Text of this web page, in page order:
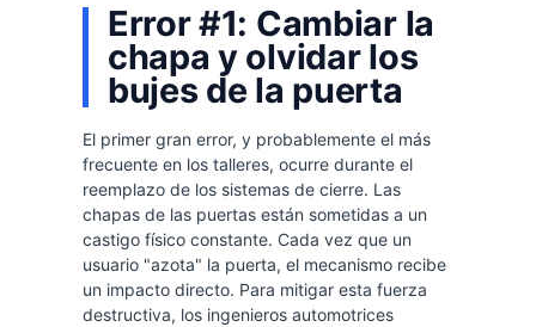
Error #1: Cambiar la
chapa y olvidar los
bujes de la puerta
El primer gran error, y probablemente el más
frecuente en los talleres, ocurre durante el
reemplazo de los sistemas de cierre. Las
chapas de las puertas están sometidas a un
castigo físico constante. Cada vez que un
usuario "azota" la puerta, el mecanismo recibe
un impacto directo. Para mitigar esta fuerza
destructiva, los ingenieros automotrices